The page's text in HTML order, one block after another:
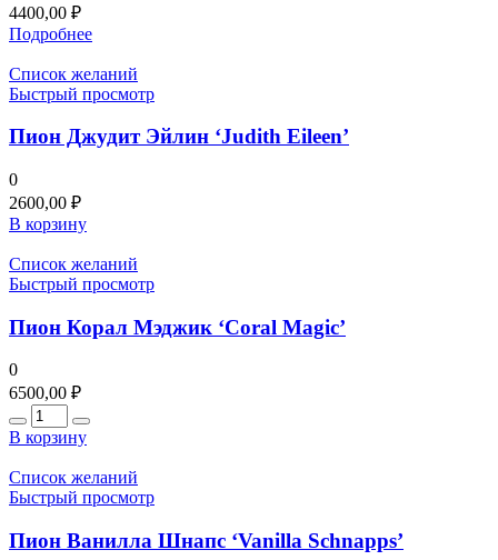
4400,00 ₽
Подробнее
Список желаний
Быстрый просмотр
Пион Джудит Эйлин ‘Judith Eileen’
0
2600,00 ₽
В корзину
Список желаний
Быстрый просмотр
Пион Корал Мэджик ‘Coral Magic’
0
6500,00 ₽
Количество
В корзину
Список желаний
Быстрый просмотр
Пион Ванилла Шнапс ‘Vanilla Schnapps’